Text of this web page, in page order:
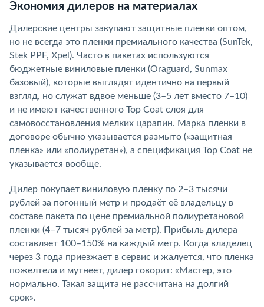
Экономия дилеров на материалах
Дилерские центры закупают защитные пленки оптом,
но не всегда это пленки премиального качества (SunTek,
Stek PPF, Xpel). Часто в пакетах используются
бюджетные виниловые пленки (Oraguard, Sunmax
базовый), которые выглядят идентично на первый
взгляд, но служат вдвое меньше (3–5 лет вместо 7–10)
и не имеют качественного Top Coat слоя для
самовосстановления мелких царапин. Марка пленки в
договоре обычно указывается размыто («защитная
пленка» или «полиуретан»), а спецификация Top Coat не
указывается вообще.
Дилер покупает виниловую пленку по 2–3 тысячи
рублей за погонный метр и продаёт её владельцу в
составе пакета по цене премиальной полиуретановой
пленки (4–7 тысяч рублей за метр). Прибыль дилера
составляет 100–150% на каждый метр. Когда владелец
через 3 года приезжает в сервис и жалуется, что пленка
пожелтела и мутнеет, дилер говорит: «Мастер, это
нормально. Такая защита не рассчитана на долгий
срок».